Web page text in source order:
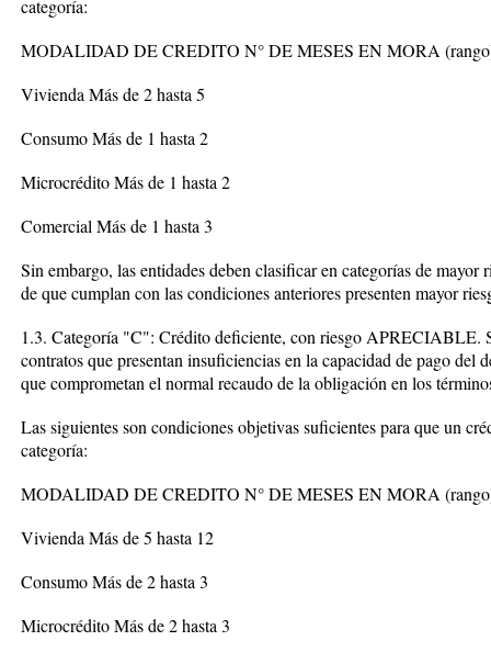
categoría:
MODALIDAD DE CREDITO N° DE MESES EN MORA
Vivienda Más de 2 hasta 5
Consumo Más de 1 hasta 2
Microcrédito Más de 1 hasta 2
Comercial Más de 1 hasta 3
Sin embargo, las entidades deben clasificar en categorías de mayor
de que cumplan con las condiciones anteriores presenten mayor
1.3. Categoría "C": Crédito deficiente, con riesgo APRECIABLE.
contratos que presentan insuficiencias en la capacidad de pago del
que comprometan el normal recaudo de la obligación en los
Las siguientes son condiciones objetivas suficientes para que un
categoría:
MODALIDAD DE CREDITO N° DE MESES EN MORA
Vivienda Más de 5 hasta 12
Consumo Más de 2 hasta 3
Microcrédito Más de 2 hasta 3